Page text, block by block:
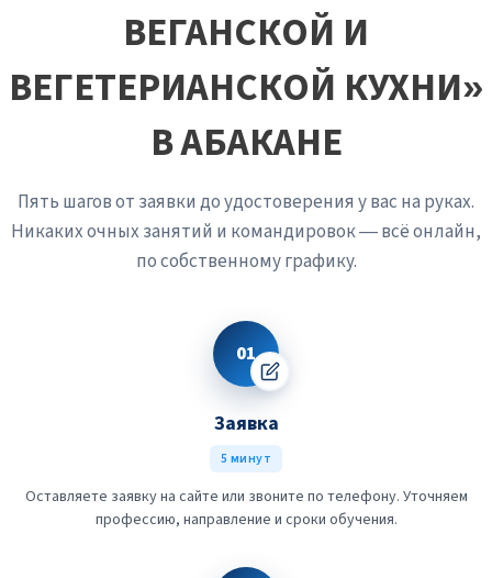
ВЕГАНСКОЙ И
ВЕГЕТЕРИАНСКОЙ КУХНИ»
В АБАКАНЕ
Пять шагов от заявки до удостоверения у вас на руках.
Никаких очных занятий и командировок — всё онлайн,
по собственному графику.
01
Заявка
5 минут
Оставляете заявку на сайте или звоните по телефону. Уточняем
профессию, направление и сроки обучения.